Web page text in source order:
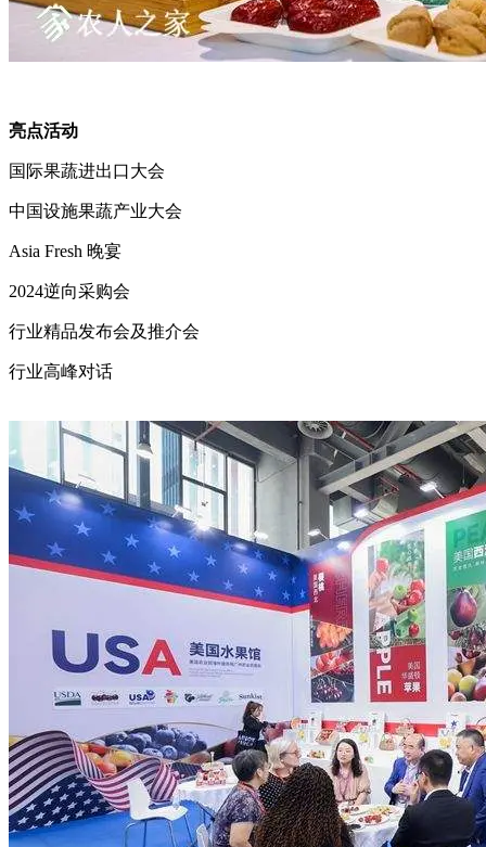
亮点活动
国际果蔬进出口大会
中国设施果蔬产业大会
Asia Fresh 晚宴
2024逆向采购会
行业精品发布会及推介会
行业高峰对话